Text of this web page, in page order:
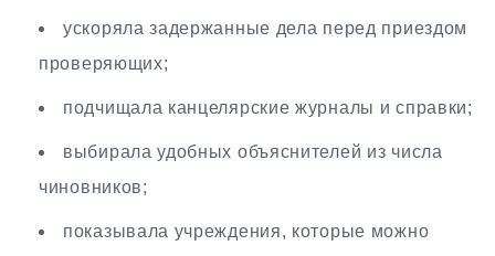
ускоряла задержанные дела перед приездом
проверяющих;
подчищала канцелярские журналы и справки;
выбирала удобных объяснителей из числа
чиновников;
показывала учреждения, которые можно